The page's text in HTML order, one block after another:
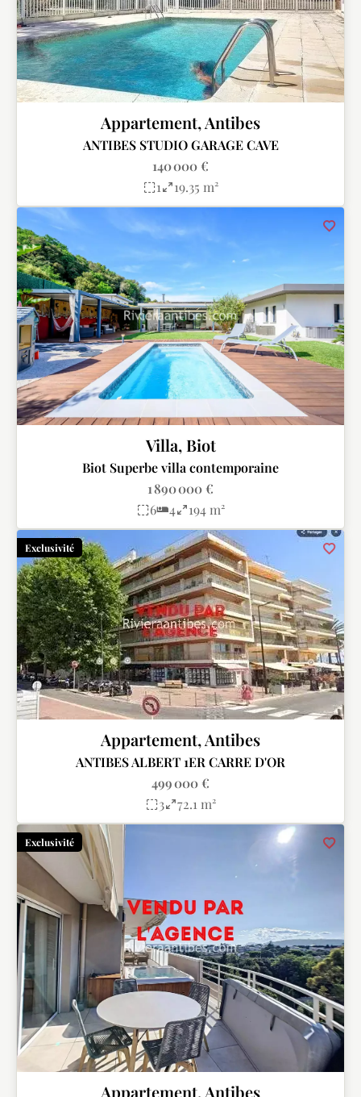
Appartement, Antibes
ANTIBES STUDIO GARAGE CAVE
140 000 €
1
19.35 m²
Villa, Biot
Biot Superbe villa contemporaine
1 890 000 €
6
4 194 m²
Exclusivité
Appartement, Antibes
ANTIBES ALBERT 1ER CARRE D'OR
499 000 €
3
72.1 m²
Exclusivité
Appartement, Antibes